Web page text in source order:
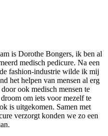
is Dorothe Bongers, ik ben al
medisch pedicure. Na een
fashion-industrie wilde ik mij
het helpen van mensen al erg
ook medisch mensen te
om iets voor mezelf te
is uitgekomen. Samen met
verzorgt konden we zo een